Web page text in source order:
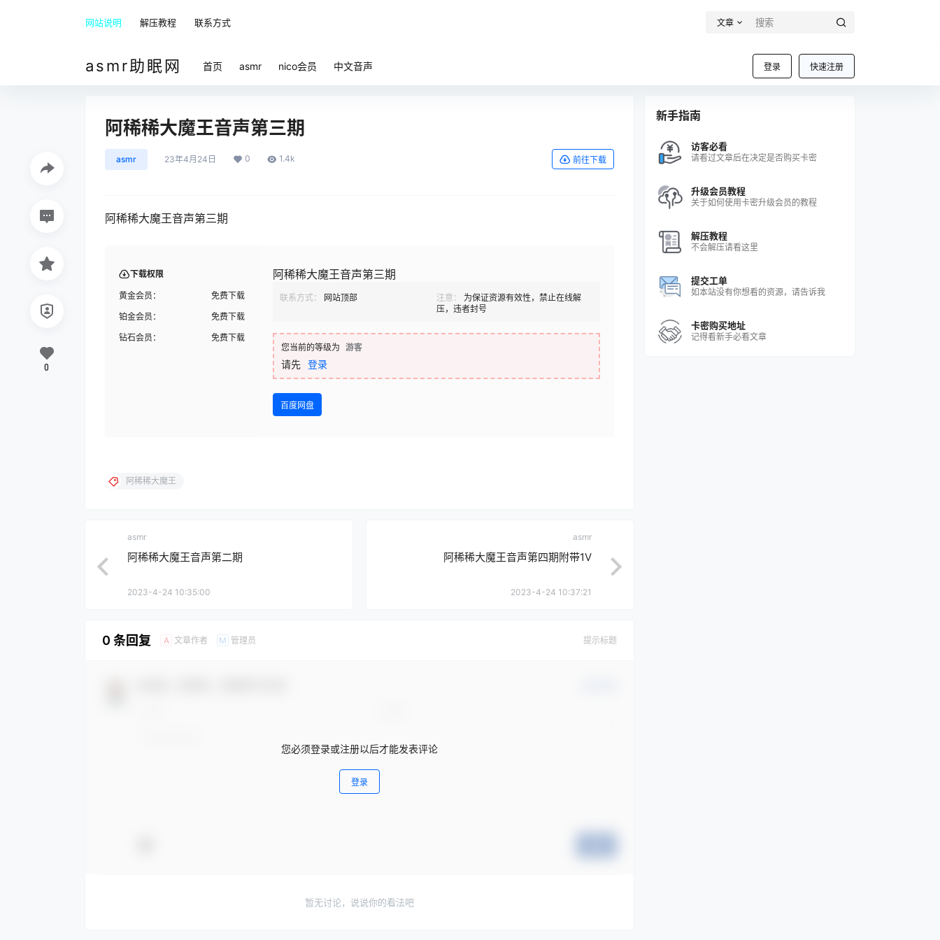
网站说明 解压教程 联系方式 文章
asmr助眠网 登录 快速注册
首页 asmr nico会员 中文音声
阿稀稀大魔王音声第三期
asmr 23年4月24日 0 1.4k 前往下载
阿稀稀大魔王音声第三期
下载权限
黄金会员：
免费下载
铂金会员：
免费下载
钻石会员：
免费下载
阿稀稀大魔王音声第三期
联系方式： 网站顶部 注意：
为保证资源有效性，禁止在线解
压，违者封号
您当前的等级为 游客
请先 登录
百度网盘
0
阿稀稀大魔王
asmr
阿稀稀大魔王音声第二期
2023-4-24 10:35:00
asmr
阿稀稀大魔王音声第四期附带1V
2023-4-24 10:37:21
0 条回复 A 文章作者 M 管理员 提示标题
您必须登录或注册以后才能发表评论
登录
暂无讨论，说说你的看法吧
新手指南
访客必看
请看过文章后在决定是否购买卡密
升级会员教程
关于如何使用卡密升级会员的教程
解压教程
不会解压请看这里
提交工单
如本站没有你想看的资源，请告诉我
卡密购买地址
记得看新手必看文章